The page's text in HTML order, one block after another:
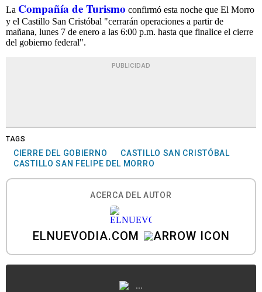
La Compañía de Turismo confirmó esta noche que El Morro
y el Castillo San Cristóbal "cerrarán operaciones a partir de
mañana, lunes 7 de enero a las 6:00 p.m. hasta que finalice el cierre
del gobierno federal".
PUBLICIDAD
TAGS
CIERRE DEL GOBIERNO
CASTILLO SAN CRISTÓBAL
CASTILLO SAN FELIPE DEL MORRO
ACERCA DEL AUTOR
ELNUEVODIA.COM
...